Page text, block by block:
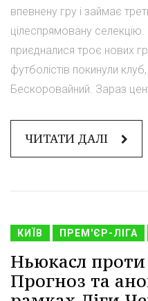
впевнену гру і займає
цілеспрямовану
приєдналися троє нових
футболістів покинули
Бескоровайний. Зараз
ЧИТАТИ ДАЛІ
КИЇВ ПРЕМ'ЄР-ЛІГА
Ньюкасл
Прогноз та